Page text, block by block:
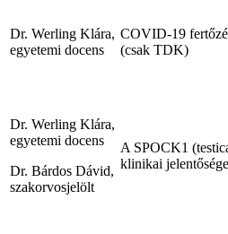
Dr. Werling Klára,
egyetemi docens
COVID-19
(csak TDK)
Dr. Werling Klára,
egyetemi docens
Dr. Bárdos Dávid,
szakorvosjelölt
A SPOCK1
klinikai